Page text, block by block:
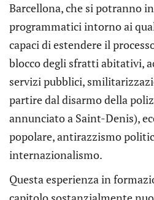
Barcellona, che si potranno
programmatici intorno ai
capaci di estendere il
blocco degli sfratti abitativi,
servizi pubblici,
partire dal disarmo della
annunciato a Saint-Denis),
popolare, antirazzismo
internazionalismo.
Questa esperienza in